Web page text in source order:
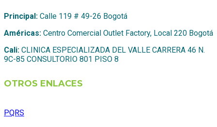
Principal: Calle 119 # 49-26 Bogotá
Américas: Centro Comercial Outlet Factory, Local 220 Bogotá
Cali: CLINICA ESPECIALIZADA DEL VALLE CARRERA 46 N.
9C-85 CONSULTORIO 801 PISO 8
OTROS ENLACES
PQRS